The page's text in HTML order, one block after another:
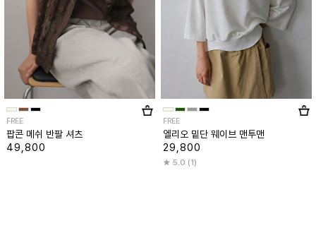
FREE
팝콘 메쉬 반팔 셔츠
49,800
FREE
엘리오 밑단 웨이브 맨투맨
29,800
5.0 (1)